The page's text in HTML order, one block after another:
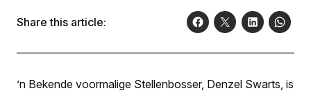
Share this article:
’n Bekende voormalige Stellenbosser, Denzel Swarts, is